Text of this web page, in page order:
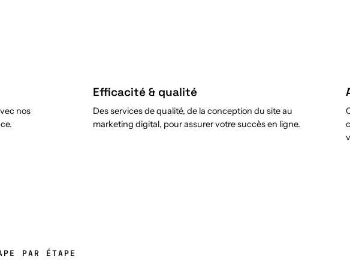
nos
Efficacité & qualité
Des services de qualité, de la conception du site au
marketing digital, pour assurer votre succès en ligne.
PAR ÉTAPE